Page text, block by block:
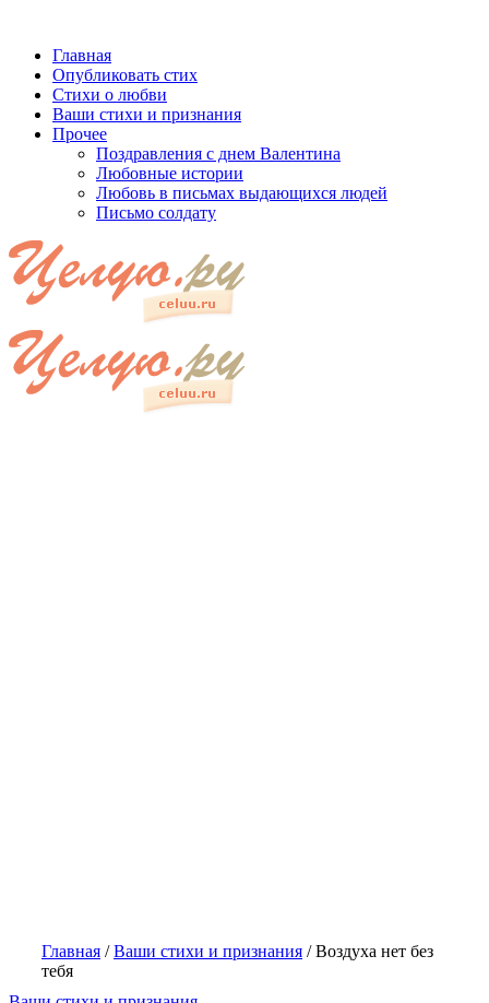
Главная
Опубликовать стих
Стихи о любви
Ваши стихи и признания
Прочее
Поздравления с днем Валентина
Любовные истории
Любовь в письмах выдающихся людей
Письмо солдату
Главная /Ваши стихи и признания /Воздуха нет без
тебя